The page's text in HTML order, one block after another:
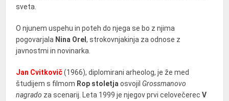
sveta.
O njunem uspehu in poteh do njega se bo z njima
pogovarjala Nina Orel, strokovnjakinja za odnose z
javnostmi in novinarka.
Jan Cvitkovič(1966), diplomirani arheolog, je že med
študijem s filmom Rop stoletja osvojil Grossmanovo
nagrado za scenarij. Leta 1999 je njegov prvi celovečerecV